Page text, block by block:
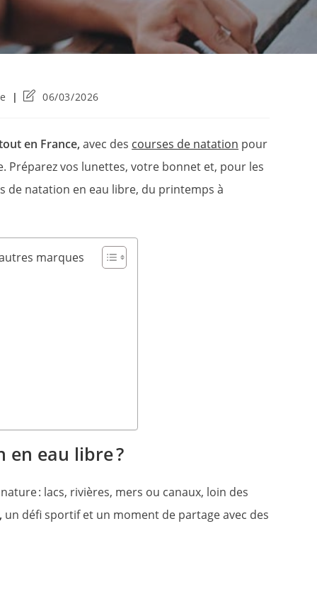
Dernière
publication :
06/03/2026
en France,avec des courses de natation pour
Préparez vos lunettes, votre bonnet et, pour les
de natation en eau libre, du printemps à
marques
eau libre ?
: lacs, rivières, mers ou canaux, loin des
un défi sportif et un moment de partage avec des